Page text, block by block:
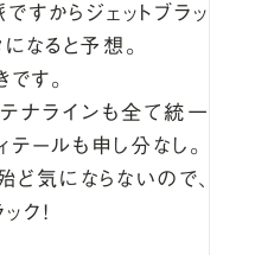
すからジェットブラッ
なると予想。
す。
ナラインも全て統一
テールも申し分なし。
気にならないので、
ク！